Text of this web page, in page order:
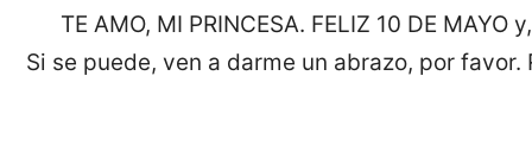
TE AMO, MI PRINCESA. FELIZ 10 DE
Si se puede, ven a darme un abrazo, por